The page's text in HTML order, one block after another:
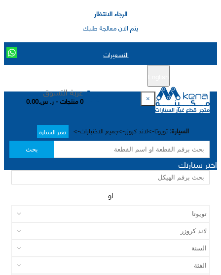
الرجاء الانتظار
يتم الان معالجة طلبك
التسعيرات
عربة التسوق
0 منتجات - ر. س.0.00
السيارة: تويوتا->لاند كروزر->جميع الاختيارات-> تغير السيارة
بحث
×
اختر سيارتك
او